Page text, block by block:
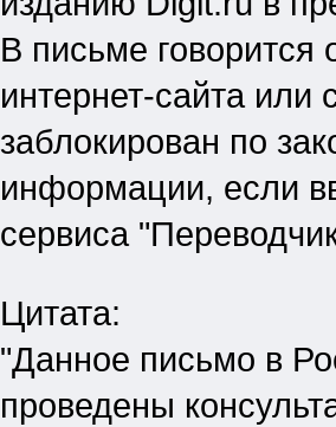
В письме говорится
интернет-сайта или
заблокирован по
информации, если
сервиса
Цитата:
"Данное письмо в
проведены